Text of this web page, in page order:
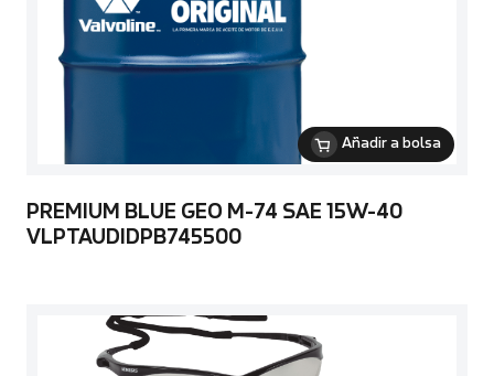
Añadir a bolsa
PREMIUM BLUE GEO M-74 SAE 15W-40
VLPTAUDIDPB745500